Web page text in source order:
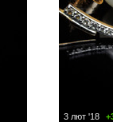
3 лют '18